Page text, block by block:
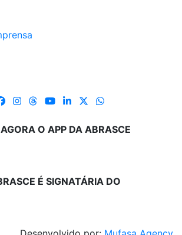
O APP DA ABRASCE
É SIGNATÁRIA DO